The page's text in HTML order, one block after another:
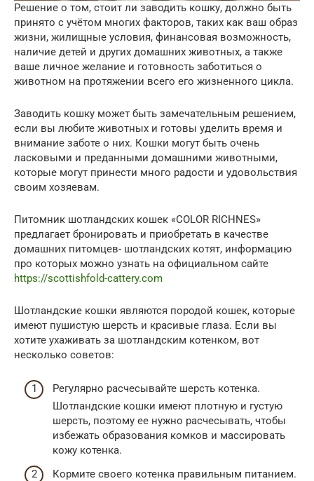
Решение о том, стоит ли заводить кошку, должно быть
принято с учётом многих факторов, таких как ваш образ
жизни, жилищные условия, финансовая возможность,
наличие детей и других домашних животных, а также
ваше личное желание и готовность заботиться о
животном на протяжении всего его жизненного цикла.
Заводить кошку может быть замечательным решением,
если вы любите животных и готовы уделить время и
внимание заботе о них. Кошки могут быть очень
ласковыми и преданными домашними животными,
которые могут принести много радости и удовольствия
своим хозяевам.
Питомник шотландских кошек «COLOR RICHNES»
предлагает бронировать и приобретать в качестве
домашних питомцев- шотландских котят, информацию
про которых можно узнать на официальном сайте
https://scottishfold-cattery.com
Шотландские кошки являются породой кошек, которые
имеют пушистую шерсть и красивые глаза. Если вы
хотите ухаживать за шотландским котенком, вот
несколько советов:
Регулярно расчесывайте шерсть котенка.
Шотландские кошки имеют плотную и густую
шерсть, поэтому ее нужно расчесывать, чтобы
избежать образования комков и массировать
кожу котенка.
Кормите своего котенка правильным питанием.